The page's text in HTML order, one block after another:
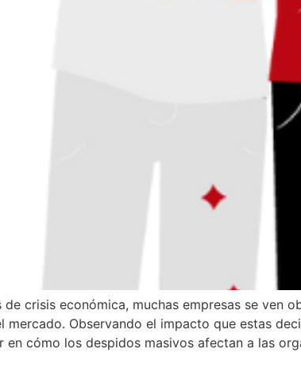
de crisis económica, muchas empresas se ven
mercado. Observando el impacto que estas
en cómo los despidos masivos afectan a las